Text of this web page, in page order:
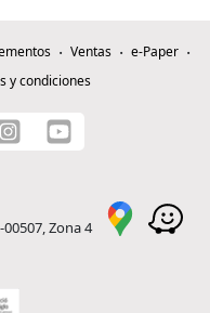
Ventas
e-Paper
y condiciones
Zona 4